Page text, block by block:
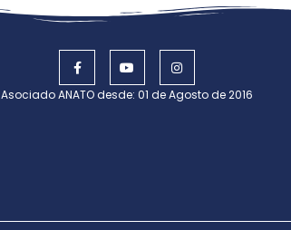
Asociado ANATO desde: 01 de Agosto de 2016